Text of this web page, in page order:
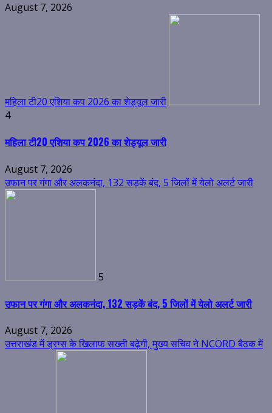
August 7, 2026
महिला टी20 एशिया कप 2026 का शेड्यूल जारी
4
महिला टी20 एशिया कप 2026 का शेड्यूल जारी
August 7, 2026
उफान पर गंगा और अलकनंदा, 132 सड़कें बंद, 5 जिलों में येलो अलर्ट जारी
5
उफान पर गंगा और अलकनंदा, 132 सड़कें बंद, 5 जिलों में येलो अलर्ट जारी
August 7, 2026
उत्तराखंड में ड्रग्स के खिलाफ सख्ती बढ़ेगी, मुख्य सचिव ने NCORD बैठक में